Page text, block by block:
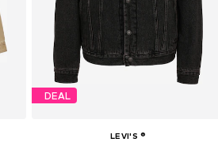
DEAL
LEVI'S ®